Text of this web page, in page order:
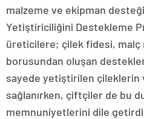
malzeme ve ekipman
Yetiştiriciliğini Destekleme
üreticilere; çilek fidesi, malç
borusundan oluşan
sayede yetiştirilen çileklerin
sağlanırken, çiftçiler de bu
memnuniyetlerini dile getirdi.